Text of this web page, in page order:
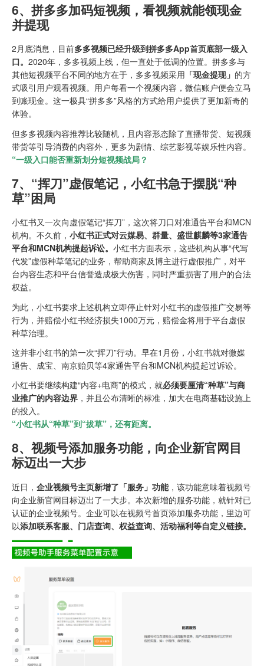
6、拼多多加码短视频，看视频就能领现金
并提现
2月底消息，目前多多视频已经升级到拼多多App首页底部一级入
口。 2020年，多多视频上线，但一直处于低调的位置。拼多多与
其他短视频平台不同的地方在于，多多视频采用 「现金提现」 的方
式吸引用户观看视频。用户每看一个视频内容，微信账户便会立马
到账现金。这一极具“拼多多”风格的方式给用户提供了更加新奇的
体验。
但多多视频内容推荐比较随机，且内容形态除了直播带货、短视频
带货等引导消费的内容外，更多为剧情、综艺影视等娱乐性内容。
“一级入口能否重新划分短视频战局？
7、“挥刀”虚假笔记，小红书急于摆脱“种
草”困局
小红书又一次向虚假笔记“挥刀”，这次将刀口对准通告平台和MCN
机构。不久前， 小红书正式对云媒易、群量、盛世麒麟等3家通告
平台和MCN机构提起诉讼。 小红书方面表示，这些机构从事“代写
代发”虚假种草笔记的业务，帮助商家及博主进行虚假推广，对平
台内容生态和平台信誉造成极大伤害，同时严重损害了用户的合法
权益。
为此，小红书要求上述机构立即停止针对小红书的虚假推广交易等
行为，并赔偿小红书经济损失1000万元，赔偿金将用于平台虚假
种草治理。
这并非小红书的第一次“挥刀”行动。早在1月份，小红书就对微媒
通告、成宝、南京贻贝等4家通告平台和MCN机构提起过诉讼。
小红书要继续构建“内容+电商”的模式，就必须要厘清“种草”与商
业推广的内容边界 ，并且公布清晰的标准，加大在电商基础设施上
的投入。
“小红书从“种草”到“拔草”，还有距离。
8、 视频号添加服务功能，向企业新官网目
标迈出一大步
近日， 企业视频号主页新增了「服务」功能，该功能意味着视频号
向企业新官网目标迈出了一大步。本次新增的服务功能，就针对已
认证的企业视频号。企业可以在视频号首页添加服务功能，里边可
以添加联系客服、门店查询、权益查询、活动福利等自定义链接。